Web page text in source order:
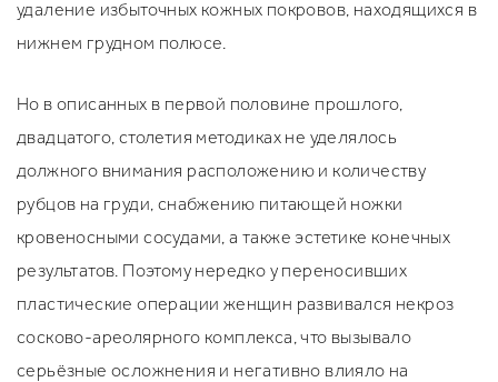
удаление избыточных кожных покровов, находящихся в
нижнем грудном полюсе.
Но в описанных в первой половине прошлого,
двадцатого, столетия методиках не уделялось
должного внимания расположению и количеству
рубцов на груди, снабжению питающей ножки
кровеносными сосудами, а также эстетике конечных
результатов. Поэтому нередко у переносивших
пластические операции женщин развивался некроз
сосково-ареолярного комплекса, что вызывало
серьёзные осложнения и негативно влияло на